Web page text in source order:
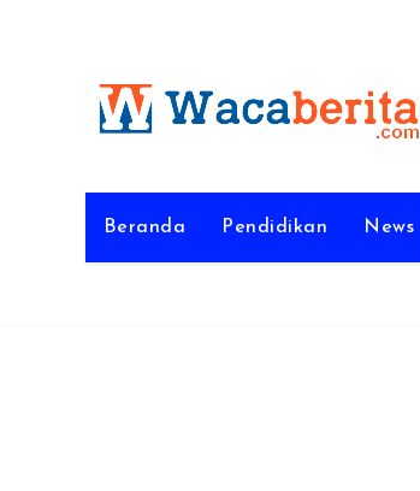
Beranda Pendidikan News